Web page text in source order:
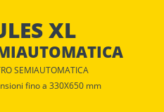
XL
SEMIAUTOMATICA
fino a 330X650 mm